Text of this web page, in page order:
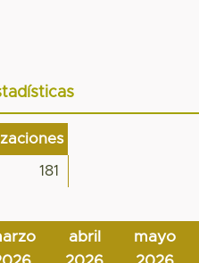
181
abril
mayo